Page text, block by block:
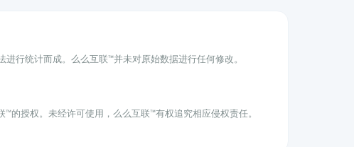
行统计而成。么么互联™并未对原始数据进行任何修改。
授权。未经许可使用，么么互联™有权追究相应侵权责任。